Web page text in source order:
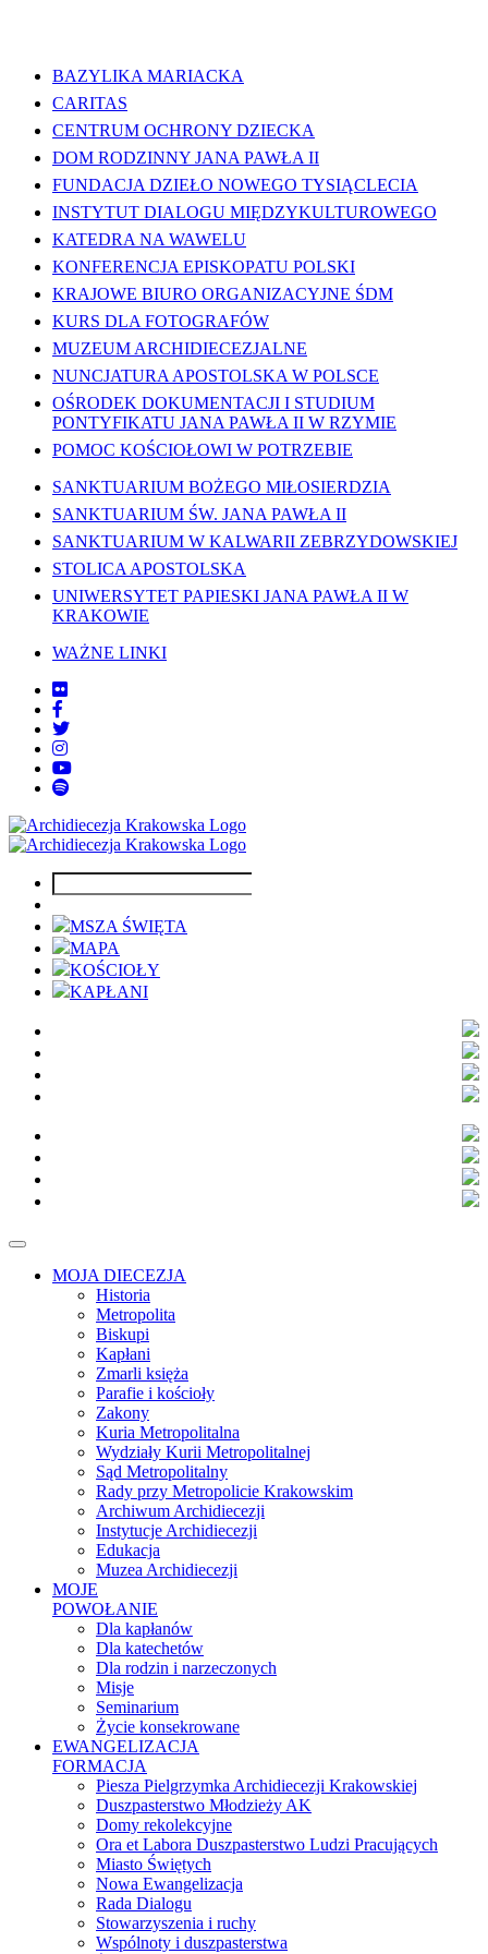
BAZYLIKA MARIACKA
CARITAS
CENTRUM OCHRONY DZIECKA
DOM RODZINNY JANA PAWŁA II
FUNDACJA DZIEŁO NOWEGO TYSIĄCLECIA
INSTYTUT DIALOGU MIĘDZYKULTUROWEGO
KATEDRA NA WAWELU
KONFERENCJA EPISKOPATU POLSKI
KRAJOWE BIURO ORGANIZACYJNE ŚDM
KURS DLA FOTOGRAFÓW
MUZEUM ARCHIDIECEZJALNE
NUNCJATURA APOSTOLSKA W POLSCE
OŚRODEK DOKUMENTACJI I STUDIUM
PONTYFIKATU JANA PAWŁA II W RZYMIE
POMOC KOŚCIOŁOWI W POTRZEBIE
SANKTUARIUM BOŻEGO MIŁOSIERDZIA
SANKTUARIUM ŚW. JANA PAWŁA II
SANKTUARIUM W KALWARII ZEBRZYDOWSKIEJ
STOLICA APOSTOLSKA
UNIWERSYTET PAPIESKI JANA PAWŁA II W
KRAKOWIE
WAŻNE LINKI
MSZA ŚWIĘTA
MAPA
KOŚCIOŁY
KAPŁANI
MOJA DIECEZJA
Historia
Metropolita
Biskupi
Kapłani
Zmarli księża
Parafie i kościoły
Zakony
Kuria Metropolitalna
Wydziały Kurii Metropolitalnej
Sąd Metropolitalny
Rady przy Metropolicie Krakowskim
Archiwum Archidiecezji
Instytucje Archidiecezji
Edukacja
Muzea Archidiecezji
MOJE
POWOŁANIE
Dla kapłanów
Dla katechetów
Dla rodzin i narzeczonych
Misje
Seminarium
Życie konsekrowane
EWANGELIZACJA
FORMACJA
Piesza Pielgrzymka Archidiecezji Krakowskiej
Duszpasterstwo Młodzieży AK
Domy rekolekcyjne
Ora et Labora Duszpasterstwo Ludzi Pracujących
Miasto Świętych
Nowa Ewangelizacja
Rada Dialogu
Stowarzyszenia i ruchy
Wspólnoty i duszpasterstwa